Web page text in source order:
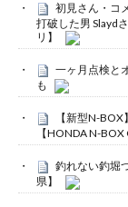
初見さん・コ
打破した男 Slayd
リ】
一ヶ月点検と
も
【新型N-
【HONDA N-BOX
釣れない釣堀
県】